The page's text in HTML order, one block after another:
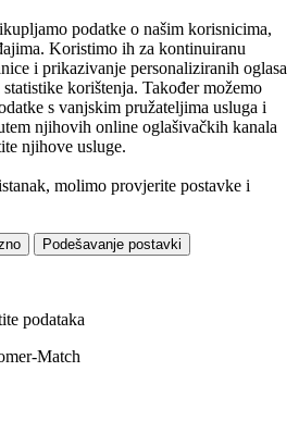
podatke o našim korisnicima,
Koristimo ih za kontinuiranu
i prikazivanje personaliziranih oglasa
korištenja. Također možemo
s vanjskim pružateljima usluga i
njihovih online oglašivačkih kanala
njihove usluge.
molimo provjerite postavke i
Podešavanje postavki
podataka
Match